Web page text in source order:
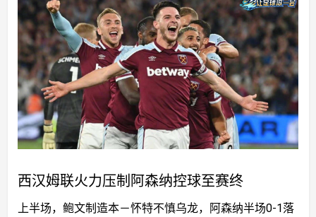
西汉姆联火力压制阿森纳控球至赛终
上半场，鲍文制造本－怀特不慎乌龙，阿森纳半场0-1落